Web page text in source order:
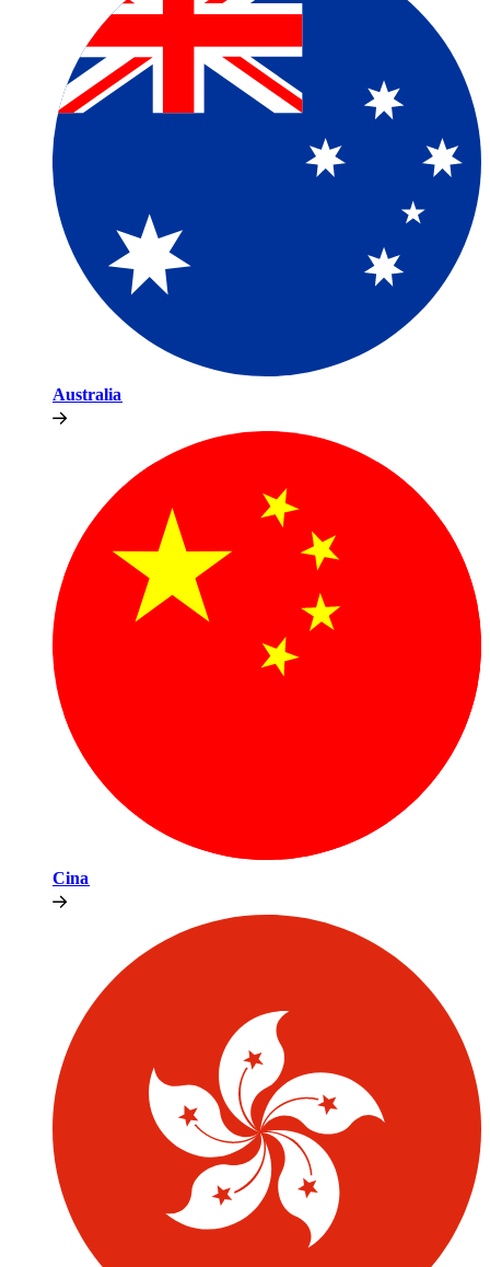
Australia​​
Cina​​